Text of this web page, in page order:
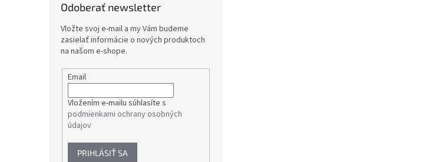
Odoberať newsletter
Vložte svoj e-mail a my Vám budeme
zasielať informácie o nových produktoch
na našom e-shope.
Email
Vložením e-mailu súhlasíte s
podmienkami ochrany osobných
údajov
PRIHLÁSIŤ SA